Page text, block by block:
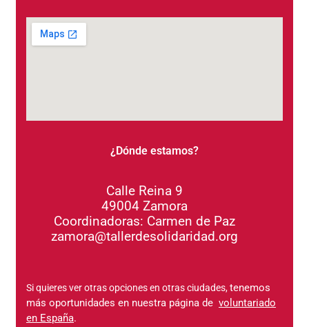
¿Dónde estamos?
Calle Reina 9
49004 Zamora
Coordinadoras: Carmen de Paz
zamora@tallerdesolidaridad.org
Si quieres ver otras opciones en otras ciudades,tenemos
más oportunidades en nuestra página de voluntariado
en España.